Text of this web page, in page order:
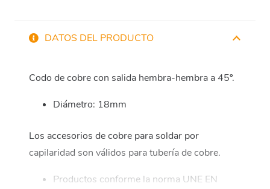
DATOS DEL PRODUCTO
Codo de cobre con salida hembra-hembra a 45º.
Diámetro: 18mm
Los accesorios de cobre para soldar por
capilaridad son válidos para tubería de cobre.
Productos conforme la norma UNE EN